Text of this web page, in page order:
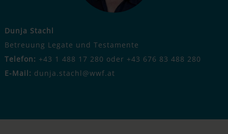
Dunja Stachl
Betreuung Legate und Testamente
Telefon: +43 1 488 17 280 oder +43 676 83 488 280
E-Mail: dunja.stachl@wwf.at